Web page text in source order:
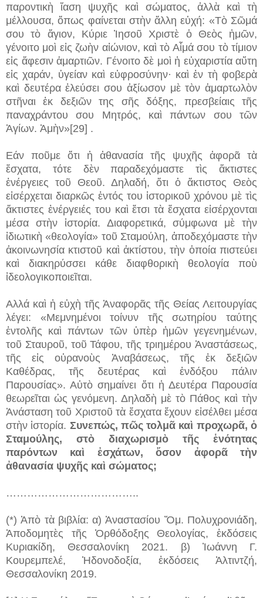
παροντικὴ ἴαση ψυχῆς καὶ σώματος, ἀλλὰ καὶ τὴ
μέλλουσα, ὅπως φαίνεται στὴν ἄλλη εὐχή: «Τὸ Σῶμά
σου τὸ ἅγιον, Κύριε Ἰησοῦ Χριστὲ ὁ Θεὸς ἠμῶν,
γένοιτο μοὶ εἰς ζωὴν αἰώνιον, καὶ τὸ Αἷμά σου τὸ τίμιον
εἰς ἄφεσιν ἁμαρτιῶν. Γένοιτο δὲ μοὶ ἡ εὐχαριστία αὔτη
εἰς χαράν, ὑγείαν καὶ εὐφροσύνην· καὶ ἐν τὴ φοβερὰ
καὶ δευτέρα ἐλεύσει σου ἀξίωσον μὲ τὸν ἁμαρτωλὸν
στῆναι ἐκ δεξιῶν της σῆς δόξης, πρεσβείαις τῆς
παναχράντου σου Μητρός, καὶ πάντων σου τῶν
Ἁγίων. Ἀμὴν»[29] .
Εάν ποῦμε ὅτι ἡ ἀθανασία τῆς ψυχῆς ἀφορᾶ τὰ
ἔσχατα, τότε δὲν παραδεχόμαστε τὶς ἄκτιστες
ἐνέργειες τοῦ Θεοῦ. Δηλαδή, ὅτι ὁ ἄκτιστος Θεὸς
εἰσέρχεται διαρκῶς ἐντός του ἱστορικοῦ χρόνου μὲ τὶς
ἄκτιστες ἐνέργειές του καὶ ἔτσι τὰ ἔσχατα εἰσέρχονται
μέσα στὴν ἱστορία. Διαφορετικά, σύμφωνα μὲ τὴν
ἰδιωτικὴ «θεολογία» τοῦ Σταμούλη, ἀποδεχόμαστε τὴν
ἀκοινωνησία κτιστοῦ καὶ ἀκτίστου, τὴν ὁποία πιστεύει
καὶ διακηρύσσει κάθε διαφθορικὴ θεολογία ποὺ
ἰδεολογικοποιεῖται.
Αλλά καὶ ἡ εὐχὴ τῆς Ἀναφορᾶς τῆς Θείας Λειτουργίας
λέγει: «Μεμνημένοι τοίνυν τῆς σωτηρίου ταύτης
ἐντολῆς καὶ πάντων τῶν ὑπὲρ ἠμῶν γεγενημένων,
τοῦ Σταυροῦ, τοῦ Τάφου, τῆς τριημέρου Ἀναστάσεως,
τῆς εἰς οὐρανοὺς Ἀναβάσεως, τῆς ἐκ δεξιῶν
Καθέδρας, τῆς δευτέρας καὶ ἐνδόξου πάλιν
Παρουσίας». Αὐτὸ σημαίνει ὅτι ἡ Δευτέρα Παρουσία
θεωρεῖται ὡς γενόμενη. Δηλαδὴ μὲ τὸ Πάθος καὶ τὴν
Ἀνάσταση τοῦ Χριστοῦ τὰ ἔσχατα ἔχουν εἰσέλθει μέσα
στὴν ἱστορία. Συνεπώς, πῶς τολμᾶ καὶ προχωρᾶ, ὁ
Σταμούλης, στὸ διαχωρισμὸ τῆς ἑνότητας
παρόντων καὶ ἐσχάτων, ὅσον ἀφορᾶ τὴν
ἀθανασία ψυχῆς καὶ σώματος;
………………………………..
(*) Ἀπὸ τὰ βιβλία: α) Ἀναστασίου Ὄμ. Πολυχρονιάδη,
Ἀποδομητὲς τῆς Ὀρθόδοξης Θεολογίας, ἐκδόσεις
Κυριακίδη, Θεσσαλονίκη 2021. β) Ἰωάννη Γ.
Κουρεμπελέ, Ἠδονοδοξία, ἐκδόσεις Ἀλτιντζή,
Θεσσαλονίκη 2019.